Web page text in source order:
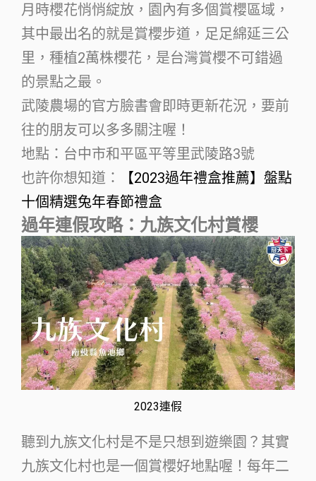
月時櫻花悄悄綻放，園內有多個賞櫻區域，
其中最出名的就是賞櫻步道，足足綿延三公
里，種植2萬株櫻花，是台灣賞櫻不可錯過
的景點之最。
武陵農場的官方臉書會即時更新花況，要前
往的朋友可以多多關注喔！
地點：台中市和平區平等里武陵路3號
也許你想知道：
【2023過年禮盒推薦】盤點
十個精選兔年春節禮盒
過年連假攻略：九族文化村賞櫻
2023連假
聽到九族文化村是不是只想到遊樂園？其實
九族文化村也是一個賞櫻好地點喔！每年二